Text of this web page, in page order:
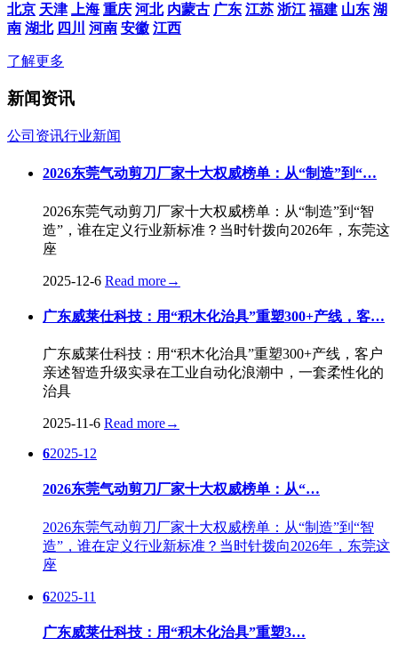
北京 天津 上海 重庆 河北 内蒙古 广东 江苏 浙江 福建 山东 湖
南 湖北 四川 河南 安徽 江西
了解更多
新闻资讯
公司资讯行业新闻
2026东莞气动剪刀厂家十大权威榜单：从“制造”到“…
2026东莞气动剪刀厂家十大权威榜单：从“制造”到“智
造”，谁在定义行业新标准？当时针拨向2026年，东莞这
座
2025-12-6 Read more→
广东威莱仕科技：用“积木化治具”重塑300+产线，客…
广东威莱仕科技：用“积木化治具”重塑300+产线，客户
亲述智造升级实录在工业自动化浪潮中，一套柔性化的
治具
2025-11-6 Read more→
62025-12
2026东莞气动剪刀厂家十大权威榜单：从“…
2026东莞气动剪刀厂家十大权威榜单：从“制造”到“智
造”，谁在定义行业新标准？当时针拨向2026年，东莞这
座
62025-11
广东威莱仕科技：用“积木化治具”重塑3…